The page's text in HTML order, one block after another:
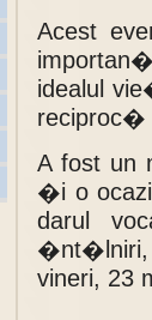
Acest
idealul
reciproc�
A fost un
�i o
darul
�nt�lniri,
vineri, 23